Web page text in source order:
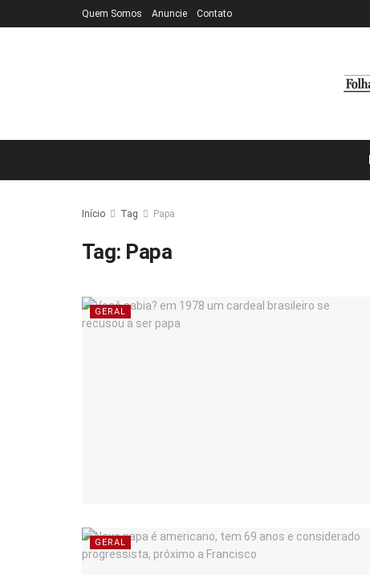
Quem Somos Anuncie Contato
Início Tag Papa
Tag: Papa
GERAL
GERAL